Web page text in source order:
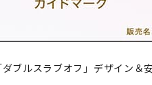
ブルスラブオフ」デザイン＆